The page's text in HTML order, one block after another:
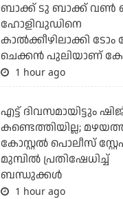
ബാക്ക് ടു ബാക്ക് വണ്‍
ഹോളിവുഡിനെ
കാല്‍ക്കീഴിലാക്കി
ചെക്കന്‍ പുലിയാണ്
1 hour ago
എട്ട് ദിവസമായിട്ടും
കണ്ടെത്തിയില്ല;
കോസ്റ്റല്‍ പൊലീസ്
മുമ്പില്‍ പ്രതിഷേധിച്ച്
ബന്ധുക്കള്‍
1 hour ago